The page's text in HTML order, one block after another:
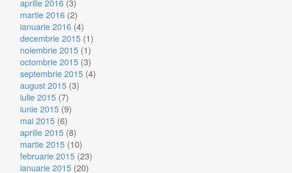
martie 2016 (2)
ianuarie 2016 (4)
decembrie 2015 (1)
noiembrie 2015 (1)
octombrie 2015 (3)
septembrie 2015 (4)
august 2015 (3)
iulie 2015 (7)
iunie 2015 (9)
mai 2015 (6)
aprilie 2015 (8)
martie 2015 (10)
februarie 2015 (23)
ianuarie 2015 (20)